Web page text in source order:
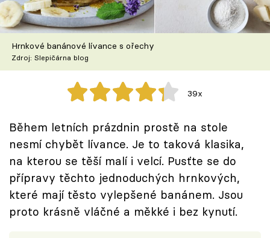
Škola vaření
Recepty z TV
Speciál: Cuketa
Těhotnej kuchař
Sledujte prima+
Přihlášení
Sledujte nás
Hrnkové banánové lívance s ořechy
Zdroj: Slepičárna blog
39x
Během letních prázdnin prostě na stole
nesmí chybět lívance. Je to taková klasika,
na kterou se těší malí i velcí. Pusťte se do
přípravy těchto jednoduchých hrnkových,
které mají těsto vylepšené banánem. Jsou
proto krásně vláčné a měkké i bez kynutí.